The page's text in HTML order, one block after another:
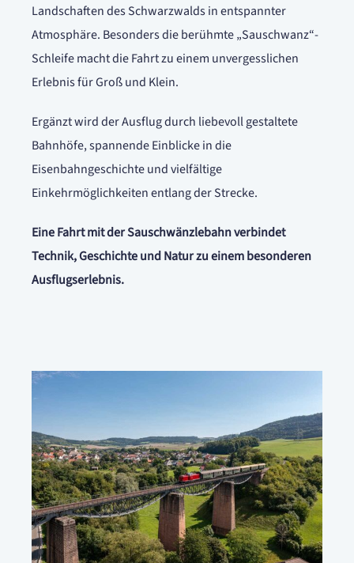
Landschaften des Schwarzwalds in entspannter
Atmosphäre. Besonders die berühmte „Sauschwanz“-
Schleife macht die Fahrt zu einem unvergesslichen
Erlebnis für Groß und Klein.
Ergänzt wird der Ausflug durch liebevoll gestaltete
Bahnhöfe, spannende Einblicke in die
Eisenbahngeschichte und vielfältige
Einkehrmöglichkeiten entlang der Strecke.
Eine Fahrt mit der Sauschwänzlebahn verbindet
Technik, Geschichte und Natur zu einem besonderen
Ausflugserlebnis.